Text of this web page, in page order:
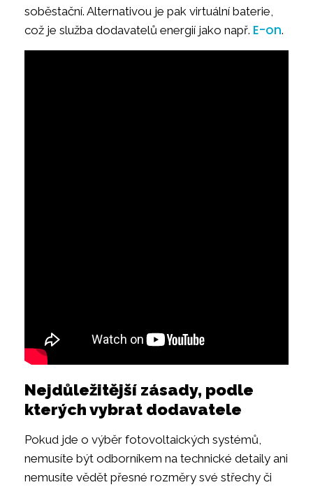
soběstační. Alternativou je pak virtuální baterie,
což je služba dodavatelů energií jako např. E-on.
Nejdůležitější zásady, podle
kterých vybrat dodavatele
Pokud jde o výběr fotovoltaických systémů,
nemusíte být odborníkem na technické detaily ani
nemusíte vědět přesné rozměry své střechy či